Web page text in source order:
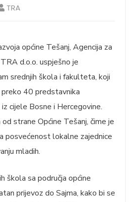
TRA
općine Tešanj, Agencija za
d.o.o. uspješno je
srednjih škola i fakulteta, koji
40 predstavnika
cijele Bosne i Hercegovine.
strane Općine Tešanj, čime je
posvećenost lokalne zajednice
mladih.
škola sa područja općine
prijevoz do Sajma, kako bi se